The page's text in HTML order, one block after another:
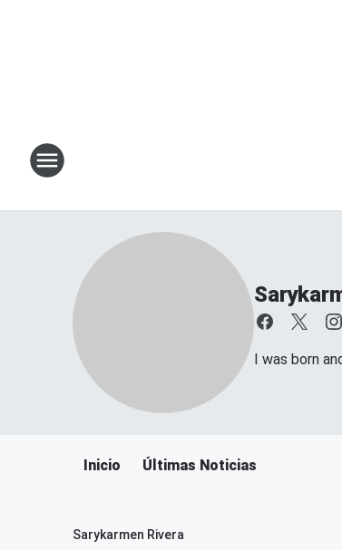
I was born
Inicio Últimas Noticias
Sarykarmen Rivera